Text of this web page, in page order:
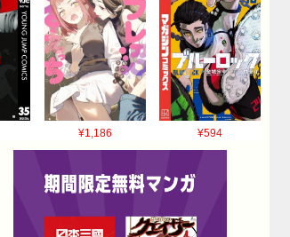
¥1,186 ¥594